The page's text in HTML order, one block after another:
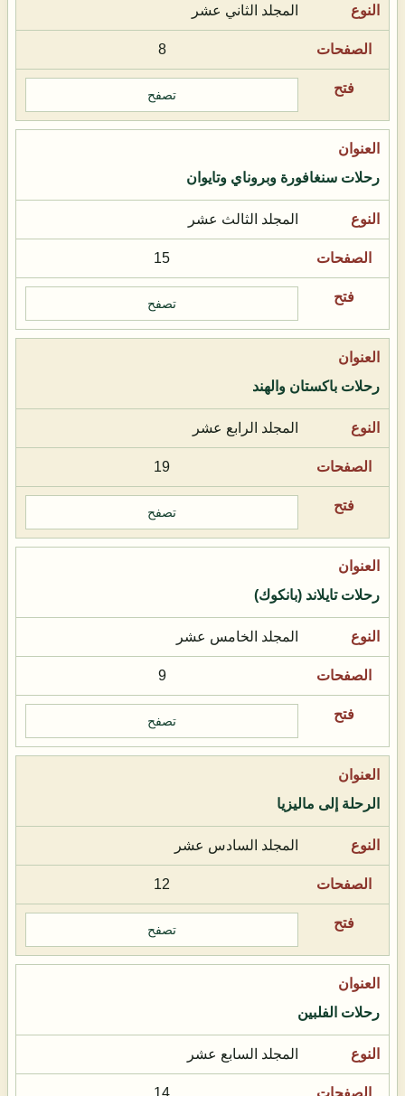
المجلد الثاني عشر
8
تصفح
رحلات سنغافورة وبروناي وتايوان
المجلد الثالث عشر
15
تصفح
رحلات باكستان والهند
المجلد الرابع عشر
19
تصفح
رحلات تايلاند (بانكوك)
المجلد الخامس عشر
9
تصفح
الرحلة إلى ماليزيا
المجلد السادس عشر
12
تصفح
رحلات الفلبين
المجلد السابع عشر
14